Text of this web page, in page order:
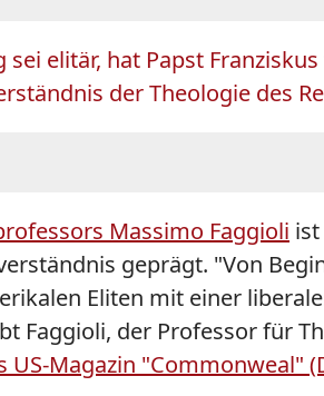
elitär, hat Papst
der Theologie des
Massimo Faggioli
geprägt. "Von
Eliten mit einer
Faggioli, der Professor für
US-Magazin "Commonweal"